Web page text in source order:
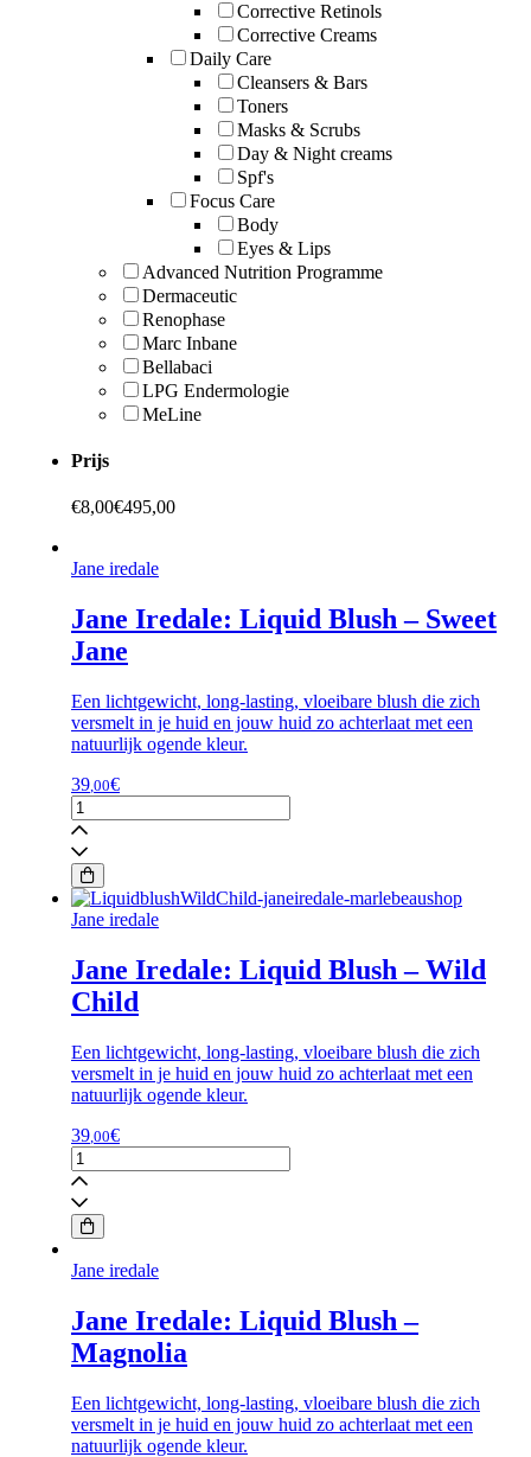
Corrective Retinols
Corrective Creams
Daily Care
Cleansers & Bars
Toners
Masks & Scrubs
Day & Night creams
Spf's
Focus Care
Body
Eyes & Lips
Advanced Nutrition Programme
Dermaceutic
Renophase
Marc Inbane
Bellabaci
LPG Endermologie
MeLine
Prijs
€8,00€495,00
Jane iredale
Jane Iredale: Liquid Blush – Sweet
Jane
Een lichtgewicht, long-lasting, vloeibare blush die zich
versmelt in je huid en jouw huid zo achterlaat met een
natuurlijk ogende kleur.
39,00€
Jane
Iredale:
Liquid
Blush
-
Sweet
Jane
Jane iredale
Jane Iredale: Liquid Blush – Wild
Child
Een lichtgewicht, long-lasting, vloeibare blush die zich
versmelt in je huid en jouw huid zo achterlaat met een
natuurlijk ogende kleur.
39,00€
Jane
Iredale:
Liquid
Blush
-
Wild
Child
Jane iredale
Jane Iredale: Liquid Blush –
Magnolia
Een lichtgewicht, long-lasting, vloeibare blush die zich
versmelt in je huid en jouw huid zo achterlaat met een
natuurlijk ogende kleur.